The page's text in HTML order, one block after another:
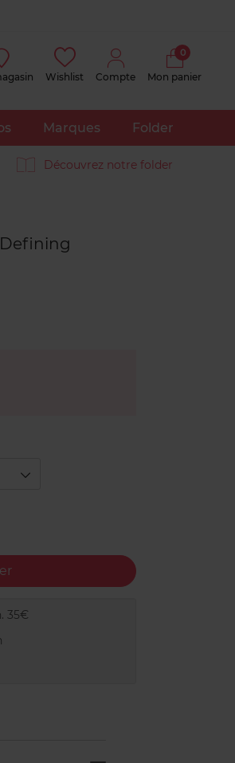
Wishlist Compte Mon panier
0
Marques Folder
Découvrez notre folder
Defining
35€